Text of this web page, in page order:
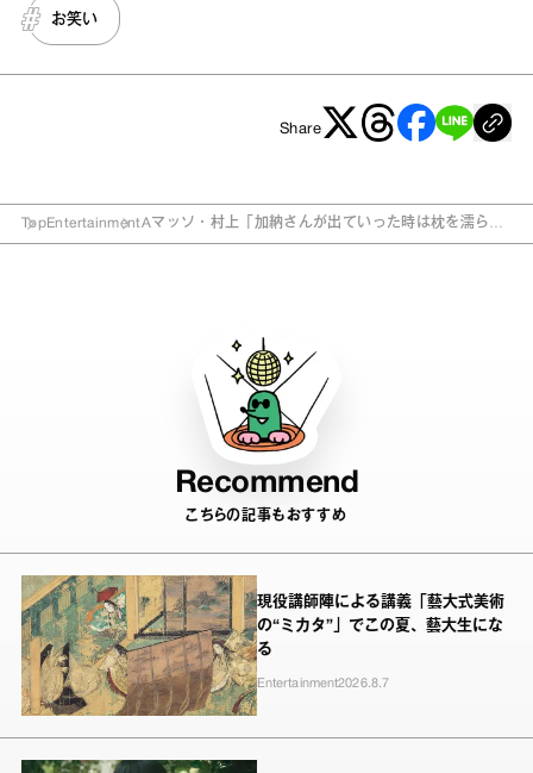
お笑い
Share
TopEntertainmentAマッソ・村上「加納さんが出ていった時は枕を濡らし
Recommend
こちらの記事もおすすめ
現役講師陣による講義「藝大式美術
の“ミカタ”」でこの夏、藝大生にな
る
Entertainment2026.8.7